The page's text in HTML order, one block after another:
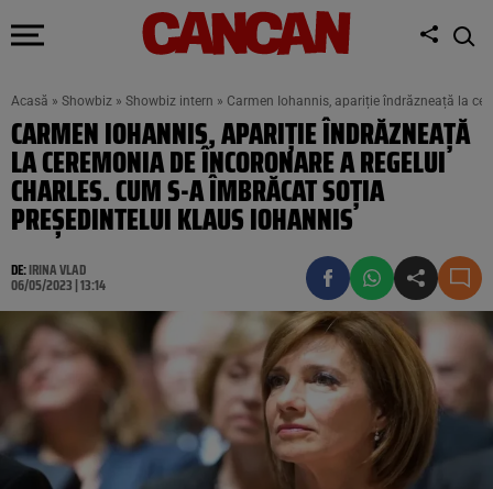
Acasă » Showbiz » Showbiz intern » Carmen Iohannis, apariție îndrăzneață la
CARMEN IOHANNIS, APARIȚIE ÎNDRĂZNEAȚĂ
LA CEREMONIA DE ÎNCORONARE A REGELUI
CHARLES. CUM S-A ÎMBRĂCAT SOȚIA
PREȘEDINTELUI KLAUS IOHANNIS
DE:IRINA VLAD
06/05/2023 | 13:14